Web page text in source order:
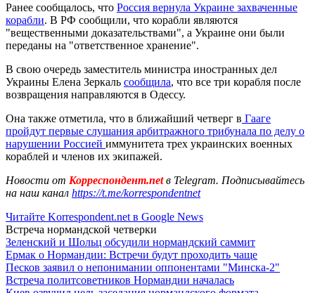
Ранее сообщалось, что Россия вернула Украине захваченные
корабли. В РФ сообщили, что корабли являются
"вещественными доказательствами", а Украине они были
переданы на "ответственное хранение".
В свою очередь заместитель министра иностранных дел
Украины Елена Зеркаль сообщила, что все три корабля после
возвращения направляются в Одессу.
Она также отметила, что в ближайший четверг в Гааге
пройдут первые слушания арбитражного трибунала по делу о
нарушении Россией иммунитета трех украинских военных
кораблей и членов их экипажей.
Новости от Корреспондент.netв Telegram. Подписывайтесь
на наш канал https://t.me/korrespondentnet
Читайте Korrespondent.net в Google News
Встреча нормандской четверки
Зеленский и Шольц обсудили нормандский саммит
Ермак о Нормандии: Встречи будут проходить чаще
Песков заявил о непонимании оппонентами "Минска-2"
Встреча политсоветников Нормандии началась